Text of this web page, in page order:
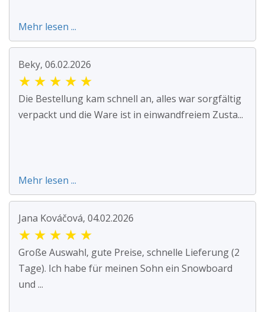
Mehr lesen ...
Beky, 06.02.2026
★ ★ ★ ★ ★
Die Bestellung kam schnell an, alles war sorgfältig
verpackt und die Ware ist in einwandfreiem Zusta...
Mehr lesen ...
Jana Kováčová, 04.02.2026
★ ★ ★ ★ ★
Große Auswahl, gute Preise, schnelle Lieferung (2
Tage). Ich habe für meinen Sohn ein Snowboard
und ...